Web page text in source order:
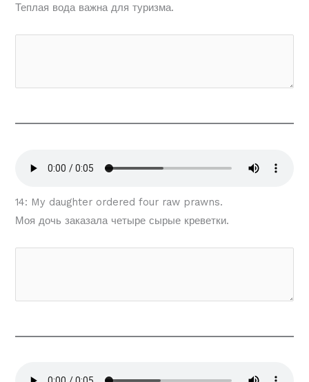
Теплая вода важна для туризма.
14: My daughter ordered four raw prawns.
Моя дочь заказала четыре сырые креветки.